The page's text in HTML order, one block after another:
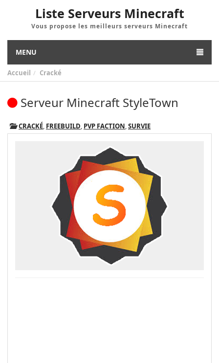
Liste Serveurs Minecraft
Vous propose les meilleurs serveurs Minecraft
MENU
Accueil Cracké
Serveur Minecraft StyleTown
CRACKÉ, FREEBUILD, PVP FACTION,SURVIE